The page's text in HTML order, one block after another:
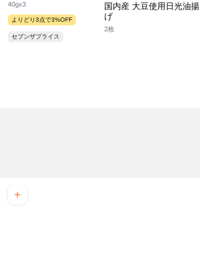
40gx3
よりどり3点で3%OFF
セブンザプライス
国内産 大豆使用日光油揚
げ
2枚